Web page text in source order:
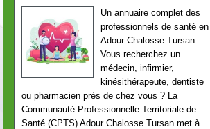
Un annuaire complet des
professionnels de santé en
Adour Chalosse Tursan
Vous recherchez un
médecin, infirmier,
kinésithérapeute, dentiste
ou pharmacien près de chez vous ? La
Communauté Professionnelle Territoriale de
Santé (CPTS) Adour Chalosse Tursan met à